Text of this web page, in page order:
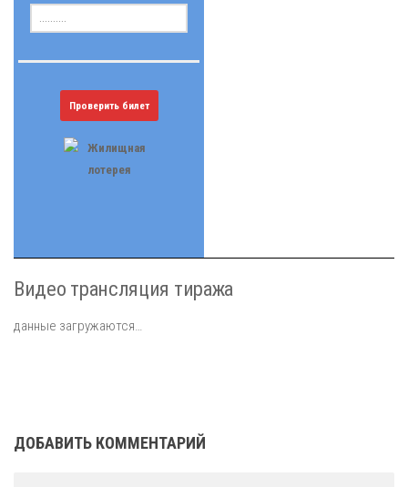
Проверить билет
Видео трансляция тиража
данные загружаются…
ДОБАВИТЬ КОММЕНТАРИЙ